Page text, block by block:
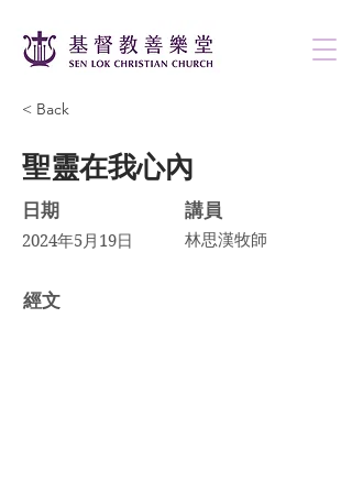
< Back
聖靈在我心內
日期
2024年5月19日
講員
林思漢牧師
​經文